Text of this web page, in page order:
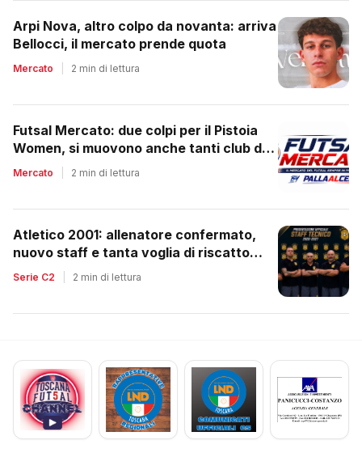
Arpi Nova, altro colpo da novanta: arriva
Bellocci, il mercato prende quota
Mercato 2 min di lettura
Futsal Mercato: due colpi per il Pistoia
Women, si muovono anche tanti club del
regionale
Mercato 2 min di lettura
Atletico 2001: allenatore confermato,
nuovo staff e tanta voglia di riscatto
dopo la retrocessione
Serie C2 2 min di lettura